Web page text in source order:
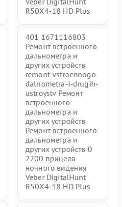
R50X4-18 HD Plus
401 1671116803
Ремонт встроенного
дальнометра и
других устройств
remont-vstroennogo-
dalnometra-i-drugih-
ustroystv Ремонт
встроенного
дальнометра и
других устройств
Ремонт встроенного
дальнометра и
других устройств 0
2200 прицела
ночного видения
Veber DigitalHunt
R50X4-18 HD Plus